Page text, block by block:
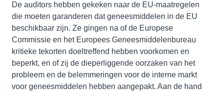
De auditors hebben gekeken naar de EU-maatregelen
die moeten garanderen dat geneesmiddelen in de EU
beschikbaar zijn. Ze gingen na of de Europese
Commissie en het Europees Geneesmiddelenbureau
kritieke tekorten doeltreffend hebben voorkomen en
beperkt, en of zij de dieperliggende oorzaken van het
probleem en de belemmeringen voor de interne markt
voor geneesmiddelen hebben aangepakt. Aan de hand